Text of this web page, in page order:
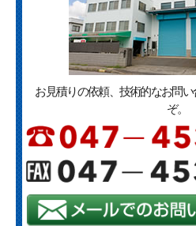
お見積りの依頼、技術的なお問
ぞ。